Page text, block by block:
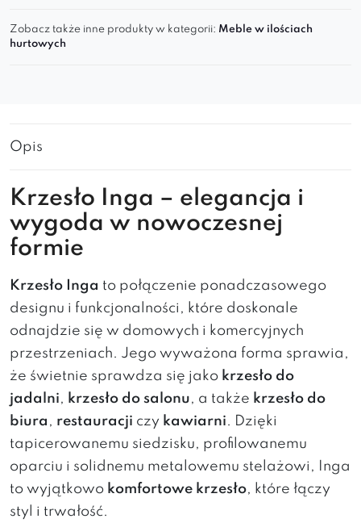
Zobacz także inne produkty w kategorii: Meble w ilościach
hurtowych
Opis
Krzesło Inga – elegancja i
wygoda w nowoczesnej
formie
Krzesło Inga to połączenie ponadczasowego
designu i funkcjonalności, które doskonale
odnajdzie się w domowych i komercyjnych
przestrzeniach. Jego wyważona forma sprawia,
że świetnie sprawdza się jako krzesło do
jadalni, krzesło do salonu, a także krzesło do
biura , restauracji czy kawiarni. Dzięki
tapicerowanemu siedzisku, profilowanemu
oparciu i solidnemu metalowemu stelażowi, Inga
to wyjątkowo komfortowe krzesło, które łączy
styl i trwałość.